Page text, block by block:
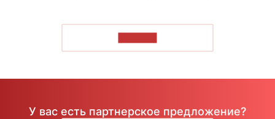
У вас есть партнерское предложение?